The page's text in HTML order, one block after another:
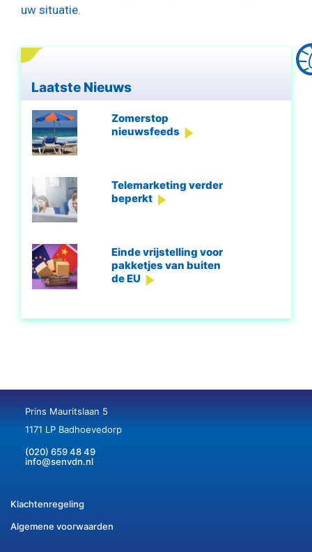
uw situatie.
Laatste Nieuws
Zomerstop
nieuwsfeeds
Telemarketing verder
beperkt
Einde vrijstelling voor
pakketjes van buiten
de EU
Prins Mauritslaan 5
1171 LP Badhoevedorp
(020) 659 48 49
info@senvdn.nl
Klachtenregeling
Algemene voorwaarden